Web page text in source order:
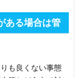
ある場合は管
も良くない事態